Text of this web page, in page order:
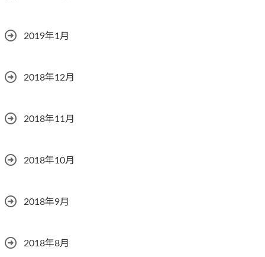
2019年1月
2018年12月
2018年11月
2018年10月
2018年9月
2018年8月